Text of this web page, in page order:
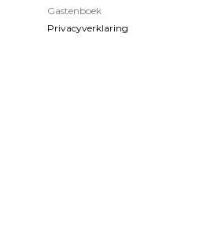
Gastenboek
Privacyverklaring